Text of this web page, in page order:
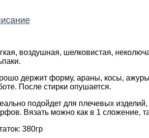
воздушная, шелковистая,
держит форму, араны, косы,
После стирки опушается.
подойдет для плечевых
Вязать можно как в 1 сложение,
380гр